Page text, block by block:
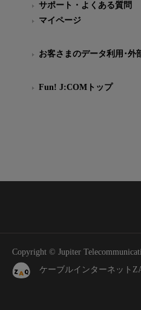
サポート・よくある質問
マイページ
お客さまのデータ利用･外
Fun! J:COMトップ
Copyright © Jupiter
ケーブルインターネット